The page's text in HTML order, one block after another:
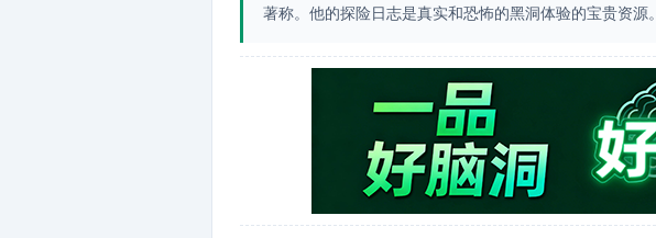
著称。他的探险日志是真实和恐怖的黑洞体验的宝贵资源。